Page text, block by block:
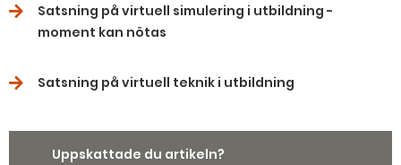
Satsning på virtuell simulering i utbildning -
moment kan nötas
Satsning på virtuell teknik i utbildning
Uppskattade du artikeln?